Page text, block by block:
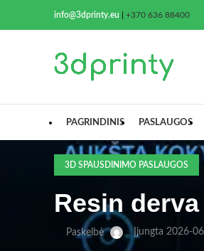
info@3dprinty.eu +370 636 88400
PAGRINDINIS PASLAUGOS
3D SPAUSDINIMO PASLAUGOS
Resin
Paskelbė Įjungta 2026-